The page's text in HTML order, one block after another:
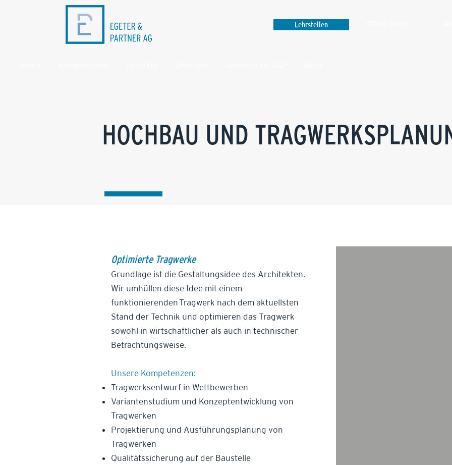
Lehrstellen
HOCHBAU UND
Optimierte Tragwerke
Grundlage ist die Gestaltungsidee des Architekten.
Wir umhüllen diese Idee mit einem
funktionierenden Tragwerk nach dem aktuellsten
Stand der Technik und optimieren das Tragwerk
sowohl in wirtschaftlicher als auch in technischer
Betrachtungsweise.
Unsere Kompetenzen:
Tragwerksentwurf in Wettbewerben
Variantenstudium und Konzeptentwicklung von
Tragwerken
Projektierung und Ausführungsplanung von
Tragwerken
Qualitätssicherung auf der Baustelle